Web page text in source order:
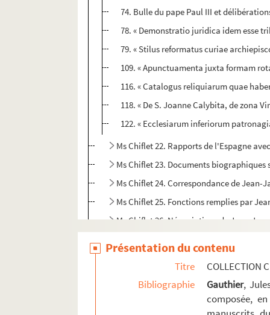
74. Bulle du pape Paul III et
78. « Demonstratio juridica idem esse
79. « Stilus reformatus curiae
109. « Apunctuamenta juxta formam
116. « Catalogus reliquiarum quae
118. « De S. Joanne Calybita, de zona
122. « Ecclesiarum inferiorum
Ms Chiflet 22. Rapports de l'Espagne
Ms Chiflet 23. Documents biographiques
Ms Chiflet 24. Correspondance de
Ms Chiflet 25. Fonctions remplies par
Ms Chiflet 26. Négociations de Jean-
Ms Chiflet 30. Documents sur l'histoire
Présentation du contenu
Titre
COLLECTION
Bibliographie
Gauthier,
composée,